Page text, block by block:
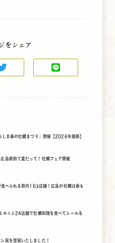
をシェア
ま春の牡蠣まつり」開催【2026年最新】
島駅前で夏だって！牡蠣フェア開催
べられる県内163店舗！広島の牡蠣は春も
ニシ24店舗で牡蠣料理を食べてシールを
賞を受賞いたしました！